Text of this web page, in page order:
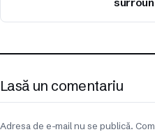
Lasă un comentariu
Adresa de e-mail nu se publică.